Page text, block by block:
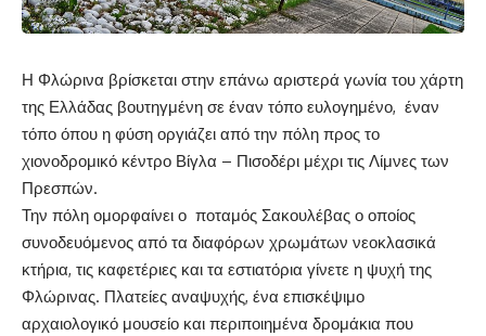
Η Φλώρινα βρίσκεται στην επάνω αριστερά γωνία του χάρτη
της Ελλάδας βουτηγμένη σε έναν τόπο ευλογημένο, έναν
τόπο όπου η φύση οργιάζει από την πόλη προς το
χιονοδρομικό κέντρο Βίγλα – Πισοδέρι μέχρι τις Λίμνες των
Πρεσπών.
Την πόλη ομορφαίνει ο ποταμός Σακουλέβας ο οποίος
συνοδευόμενος από τα διαφόρων χρωμάτων νεοκλασικά
κτήρια, τις καφετέριες και τα εστιατόρια γίνετε η ψυχή της
Φλώρινας. Πλατείες αναψυχής, ένα επισκέψιμο
αρχαιολογικό μουσείο και περιποιημένα δρομάκια που